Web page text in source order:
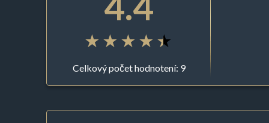
Celkový počet hodnotení: 9